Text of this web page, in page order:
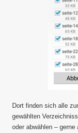
Dort finden sich alle
gewählten
oder abwählen –